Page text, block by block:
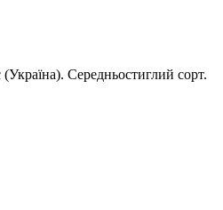
Середньостиглий сорт.